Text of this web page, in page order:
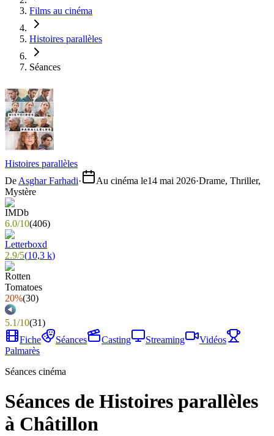
Films au cinéma
Histoires parallèles
Séances
Histoires parallèles
De Asghar Farhadi· Au cinéma le14 mai 2026·Drame, Thriller,
Mystère
6.0/10(406)
2.9/5(10,3 k)
20%(30)
5.1/10(31)
Fiche
Séances Casting Streaming
Vidéos
Palmarès
Séances cinéma
Séances de Histoires parallèles
à Châtillon